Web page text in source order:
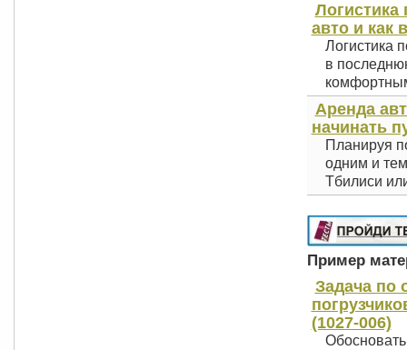
Логистика
авто и как
Логистика
в
Аренда
начинать
Планируя
одним и
Тбилиси
Пример
Задача по
(1027-006)